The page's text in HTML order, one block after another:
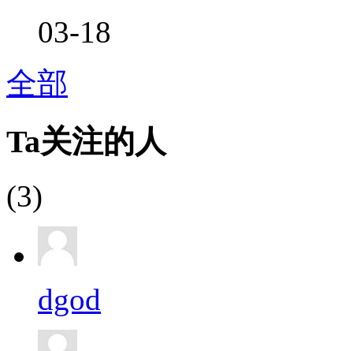
03-18
全部
Ta关注的人
(3)
dgod